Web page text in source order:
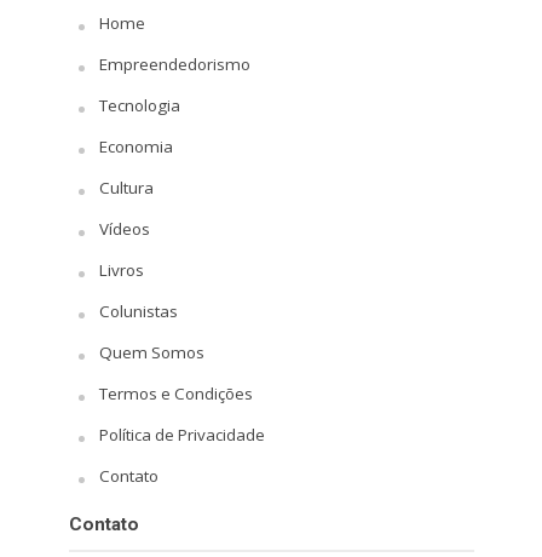
Home
Empreendedorismo
Tecnologia
Economia
Cultura
Vídeos
Livros
Colunistas
Quem Somos
Termos e Condições
Política de Privacidade
Contato
Contato